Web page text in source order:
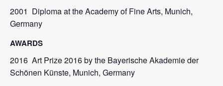
2001 Diploma at the Academy of Fine Arts, Munich,
Germany
AWARDS
2016 Art Prize 2016 by the Bayerische Akademie der
Schönen Künste, Munich, Germany